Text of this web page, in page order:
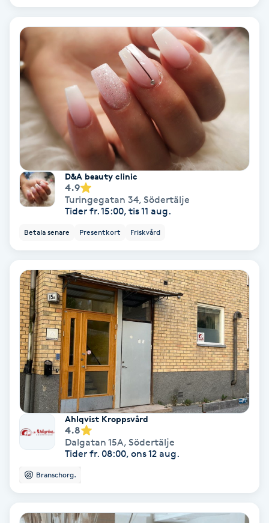
Koppningsmassage
Kosmetisk tatuering
Kostrådgivning
Kroppsinpackning
Kroppspeeling
Käkledsbehandling
Kärlbehandling
Lashlift Keratin
LED-ljusterapi
Liktornar
LPG
LPG-behandling
LPG-massage
Luggklippning
D&A beauty clinic
4.9
Turingegatan 34, Södertälje
Tider fr. 15:00, tis 11 aug.
Betala senare Presentkort Friskvård
Ahlqvist Kroppsvård
4.8
Dalgatan 15A, Södertälje
Tider fr. 08:00, ons 12 aug.
Branschorg.